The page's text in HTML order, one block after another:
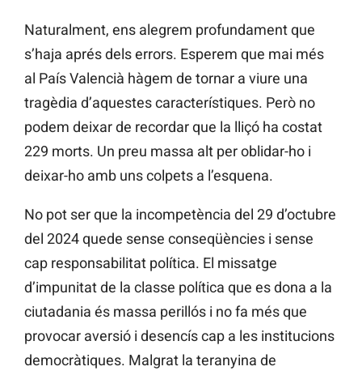
Naturalment, ens alegrem profundament que
s’haja aprés dels errors. Esperem que mai més
al País Valencià hàgem de tornar a viure una
tragèdia d’aquestes característiques. Però no
podem deixar de recordar que la lliçó ha costat
229 morts. Un preu massa alt per oblidar-ho i
deixar-ho amb uns colpets a l’esquena.
No pot ser que la incompetència del 29 d’octubre
del 2024 quede sense conseqüències i sense
cap responsabilitat política. El missatge
d’impunitat de la classe política que es dona a la
ciutadania és massa perillós i no fa més que
provocar aversió i desencís cap a les institucions
democràtiques. Malgrat la teranyina de